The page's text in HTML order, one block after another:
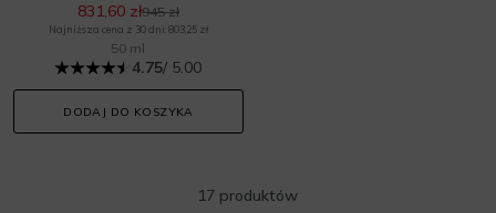
831,60 zł945 zł
Najniższa cena z 30 dni: 803,25 zł
50 ml
4.75/ 5.00
DODAJ DO KOSZYKA
17 produktów